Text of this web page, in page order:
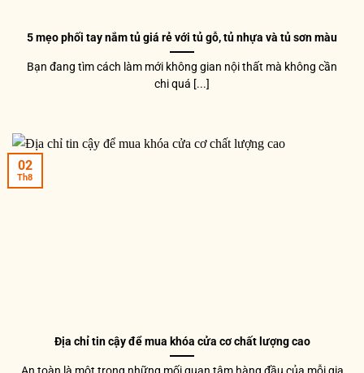
5 mẹo phối tay nắm tủ giá rẻ với tủ gỗ, tủ nhựa và tủ sơn màu
Bạn đang tìm cách làm mới không gian nội thất mà không cần
chi quá [...]
Địa chỉ tin cậy để mua khóa cửa cơ chất lượng cao
An toàn là một trong những mối quan tâm hàng đầu của mỗi gia
02
Th8